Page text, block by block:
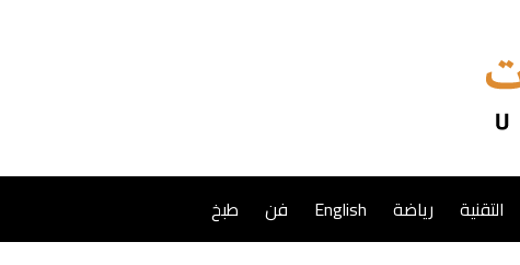
التقنية رياضة English فن طبخ